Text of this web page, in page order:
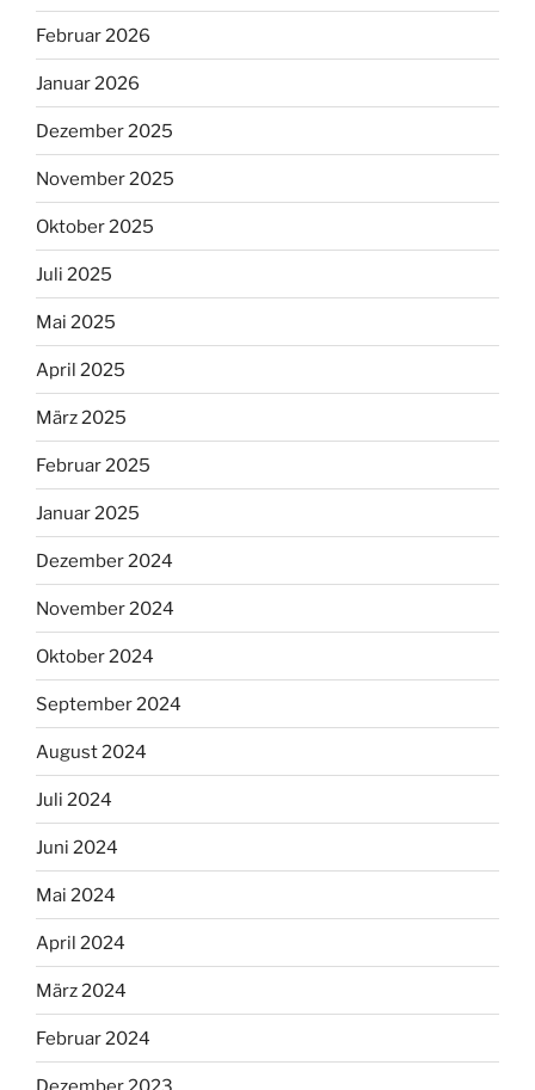
Februar 2026
Januar 2026
Dezember 2025
November 2025
Oktober 2025
Juli 2025
Mai 2025
April 2025
März 2025
Februar 2025
Januar 2025
Dezember 2024
November 2024
Oktober 2024
September 2024
August 2024
Juli 2024
Juni 2024
Mai 2024
April 2024
März 2024
Februar 2024